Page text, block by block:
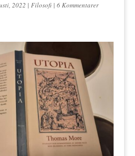
2022 | Filosofi | 6 Kommentarer